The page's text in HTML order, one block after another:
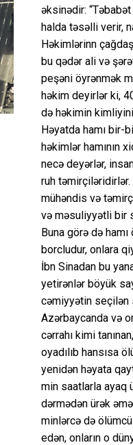
əksinədir:
halda təsəlli verir,
Həkimlərinn
bu qədər ali və
peşəni öyrənmək
həkim deyirlər ki,
də həkimin
Həyatda hamı bir-
həkimlər hamının
necə deyərlər,
ruh
mühəndis və
və məsuliyyətli bir
Buna görə də
borcludur, onlara
İbn Sinadan bu
yetirənlər böyük
cəmiyyətin seçilən
Azərbaycanda və
cərrahı kimi
oyadılıb hansısa
yenidən həyata
min saatlarla ayaq
dərmədən ürək
minlərcə də
edən, onların o